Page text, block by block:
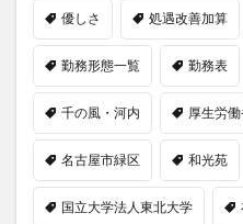
優しさ 処遇改善加算
勤務形態一覧 勤務表
千の風・河内 厚生労
名古屋市緑区 和光苑
国立大学法人東北大学